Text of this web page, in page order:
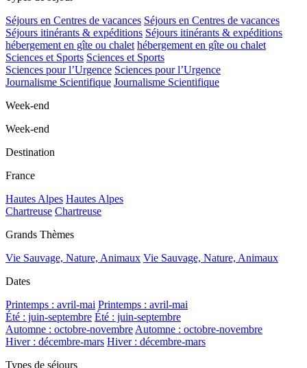
Séjours en Centres de vacances Séjours en Centres de vacances
Séjours itinérants & expéditions Séjours itinérants & expéditions
hébergement en gîte ou chalet hébergement en gîte ou chalet
Sciences et Sports Sciences et Sports
Sciences pour l’Urgence Sciences pour l’Urgence
Journalisme Scientifique Journalisme Scientifique
Week-end
Week-end
Destination
France
Hautes Alpes Hautes Alpes
Chartreuse Chartreuse
Grands Thèmes
Vie Sauvage, Nature, Animaux Vie Sauvage, Nature, Animaux
Dates
Printemps : avril-mai Printemps : avril-mai
Été : juin-septembre Été : juin-septembre
Automne : octobre-novembre Automne : octobre-novembre
Hiver : décembre-mars Hiver : décembre-mars
Types de séjours